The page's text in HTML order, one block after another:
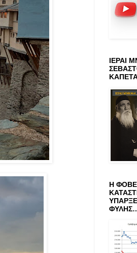
ΙΕΡΑΙ
Η